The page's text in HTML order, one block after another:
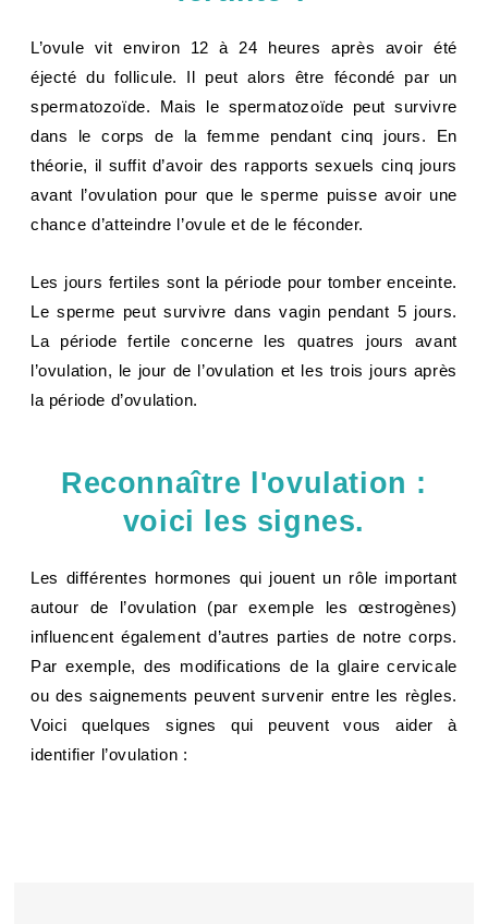
L’ovule vit environ 12 à 24 heures après avoir été
éjecté du follicule. Il peut alors être fécondé par un
spermatozoïde. Mais le spermatozoïde peut survivre
dans le corps de la femme pendant cinq jours. En
théorie, il suffit d’avoir des rapports sexuels cinq jours
avant l’ovulation pour que le sperme puisse avoir une
chance d’atteindre l’ovule et de le féconder.
Les jours fertiles sont la période pour tomber enceinte.
Le sperme peut survivre dans vagin pendant 5 jours.
La période fertile concerne les quatres jours avant
l’ovulation, le jour de l’ovulation et les trois jours après
la période d’ovulation.
Reconnaître l'ovulation :
voici les signes.
Les différentes hormones qui jouent un rôle important
autour de l’ovulation (par exemple les œstrogènes)
influencent également d’autres parties de notre corps.
Par exemple, des modifications de la glaire cervicale
ou des saignements peuvent survenir entre les règles.
Voici quelques signes qui peuvent vous aider à
identifier l’ovulation :